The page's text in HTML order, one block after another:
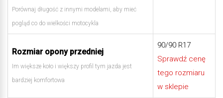
Porównaj długość z innymi modelami, aby mieć
pogląd co do wielkości motocykla
Rozmiar opony przedniej
Im większe koło i większy profil tym jazda jest
bardziej komfortowa
90/90 R17
Sprawdź cenę
tego rozmiaru
w sklepie